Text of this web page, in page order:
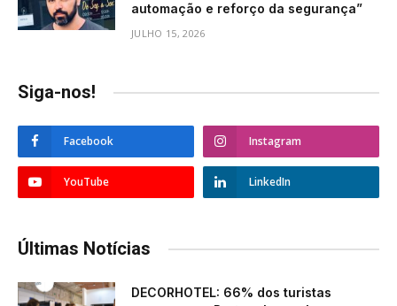
automação e reforço da segurança”
JULHO 15, 2026
Siga-nos!
Facebook Instagram
YouTube LinkedIn
Últimas Notícias
DECORHOTEL: 66% dos turistas